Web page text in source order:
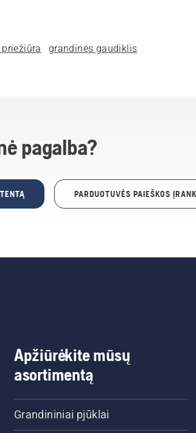
grandinės gaudiklis
pagalba?
PARDUOTUVĖS PAIEŠKOS
Apžiūrėkite mūsų
asortimentą
Grandininiai pjūklai